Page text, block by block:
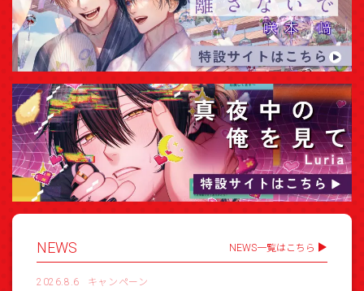
NEWS NEWS一覧はこちら
2026.8.6 キャンペーン